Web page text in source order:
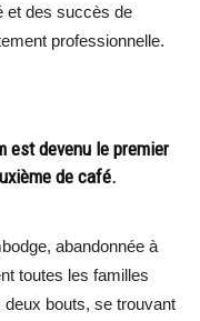
et des succès de
professionnelle.
est devenu le premier
de café.
abandonnée à
toutes les familles
deux bouts, se trouvant